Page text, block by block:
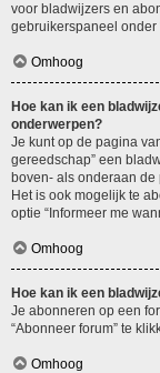
voor bladwijzers en
gebruikerspaneel onder
Omhoog
Hoe kan ik een
onderwerpen?
Je kunt op de pagina
gereedschap” een
boven- als onderaan
Het is ook mogelijk te
optie “Informeer me
Omhoog
Hoe kan ik een
Je abonneren op een
“Abonneer forum” te
Omhoog